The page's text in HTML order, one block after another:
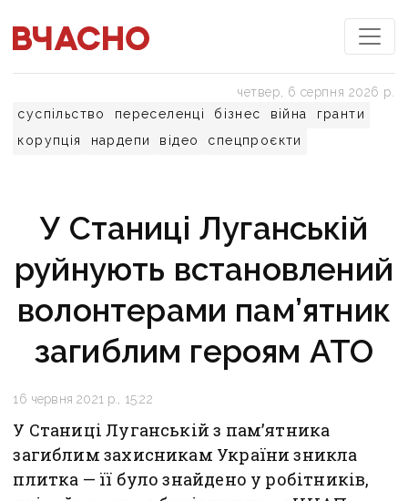
суспільство переселенці бізнес війна
гранти
корупція
нардепи відео спецпроєкти
четвер, 6 серпня 2026 р.
У Станиці Луганській
руйнують встановлений
волонтерами пам’ятник
загиблим героям АТО
16 червня 2021 р., 15:22
У Станиці Луганській з пам’ятника
загиблим захисникам України зникла
плитка — її було знайдено у робітників,